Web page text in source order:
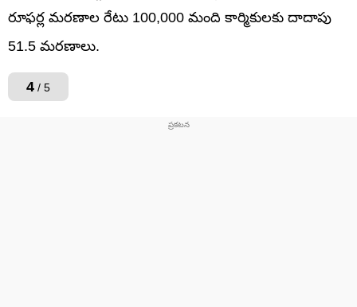
రూఫర్ల మరణాల రేటు 100,000 మంది కార్మికులకు దాదాపు
51.5 మరణాలు.
4 / 5